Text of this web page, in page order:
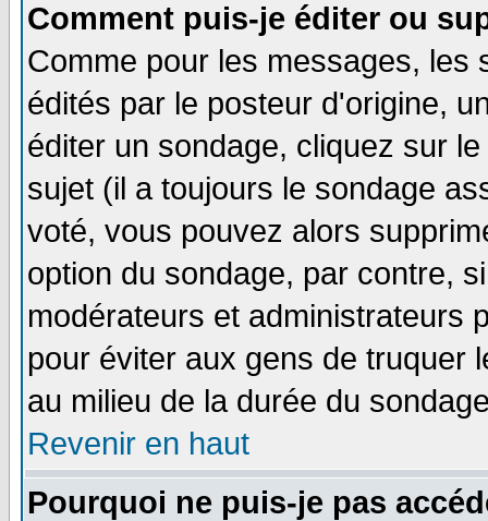
Comment puis-je éditer ou
Comme pour les messages, les
édités par le posteur d'origine,
éditer un sondage, cliquez sur
sujet (il a toujours le sondage
voté, vous pouvez alors
option du sondage, par contre,
modérateurs et administrateurs
pour éviter aux gens de truquer
au milieu de la durée du
Revenir en haut
Pourquoi ne puis-je pas